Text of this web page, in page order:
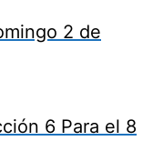
2 de
6 Para el 8